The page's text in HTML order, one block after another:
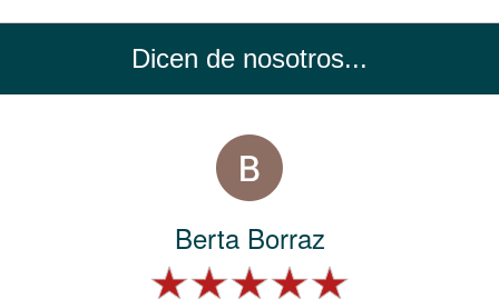
Dicen de nosotros...
Berta Borraz